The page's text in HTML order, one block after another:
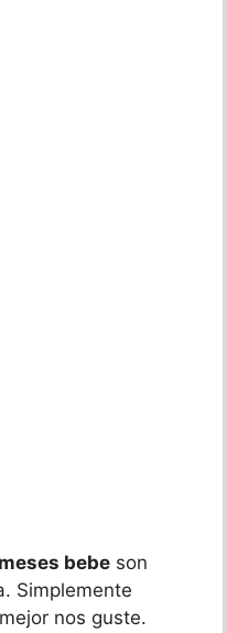
bebe son
Simplemente
nos guste.